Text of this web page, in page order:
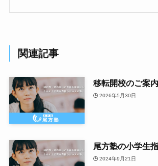
関連記事
移転開校のご案内
2026年5月30日
尾方塾の小学生
2024年9月21日